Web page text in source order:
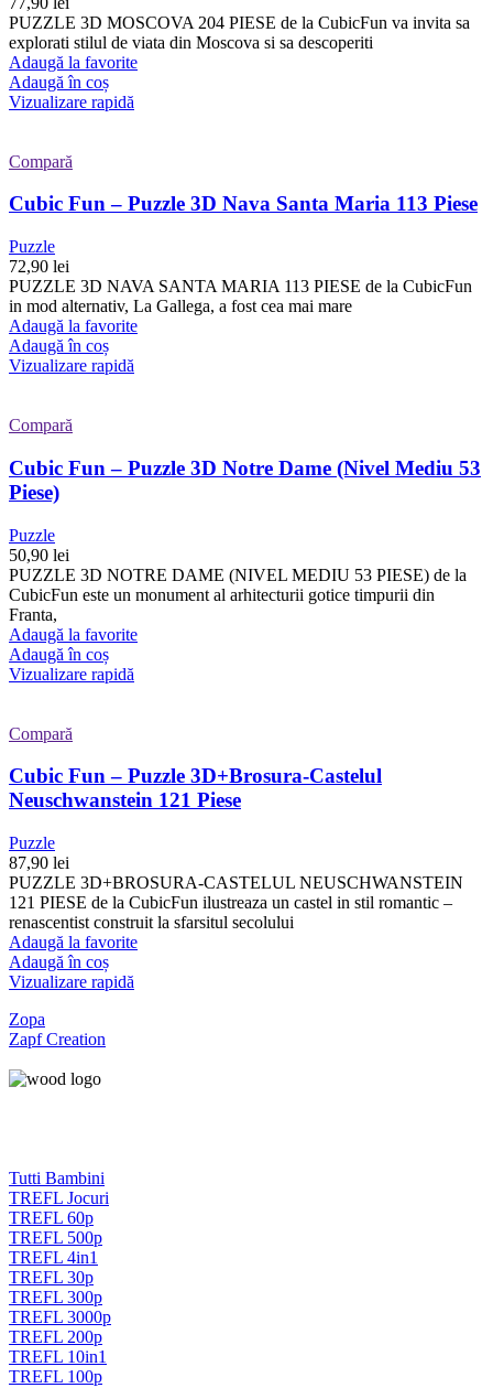
PUZZLE 3D MOSCOVA 204 PIESE de la CubicFun va invita sa
explorati stilul de viata din Moscova si sa descoperiti
Adaugă la favorite
Adaugă în coș
Vizualizare rapidă
Compară
Cubic Fun – Puzzle 3D Nava Santa Maria 113 Piese
Puzzle
72,90 lei
PUZZLE 3D NAVA SANTA MARIA 113 PIESE de la CubicFun
in mod alternativ, La Gallega, a fost cea mai mare
Adaugă la favorite
Adaugă în coș
Vizualizare rapidă
Compară
Cubic Fun – Puzzle 3D Notre Dame (Nivel Mediu 53
Piese)
Puzzle
50,90 lei
PUZZLE 3D NOTRE DAME (NIVEL MEDIU 53 PIESE) de la
CubicFun este un monument al arhitecturii gotice timpurii din
Franta,
Adaugă la favorite
Adaugă în coș
Vizualizare rapidă
Compară
Cubic Fun – Puzzle 3D+Brosura-Castelul
Neuschwanstein 121 Piese
Puzzle
87,90 lei
PUZZLE 3D+BROSURA-CASTELUL NEUSCHWANSTEIN
121 PIESE de la CubicFun ilustreaza un castel in stil romantic –
renascentist construit la sfarsitul secolului
Adaugă la favorite
Adaugă în coș
Vizualizare rapidă
Zopa
Zapf Creation
Tutti Bambini
TREFL Jocuri
TREFL 60p
TREFL 500p
TREFL 4in1
TREFL 30p
TREFL 300p
TREFL 3000p
TREFL 200p
TREFL 10in1
TREFL 100p